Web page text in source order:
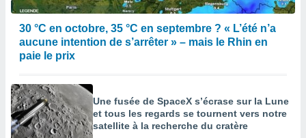
30 °C en octobre, 35 °C en septembre ? « L’été n’a
aucune intention de s’arrêter » – mais le Rhin en
paie le prix
Une fusée de SpaceX s’écrase sur la Lune
et tous les regards se tournent vers notre
satellite à la recherche du cratère